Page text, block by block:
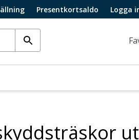
Presentkortsaldo Logga